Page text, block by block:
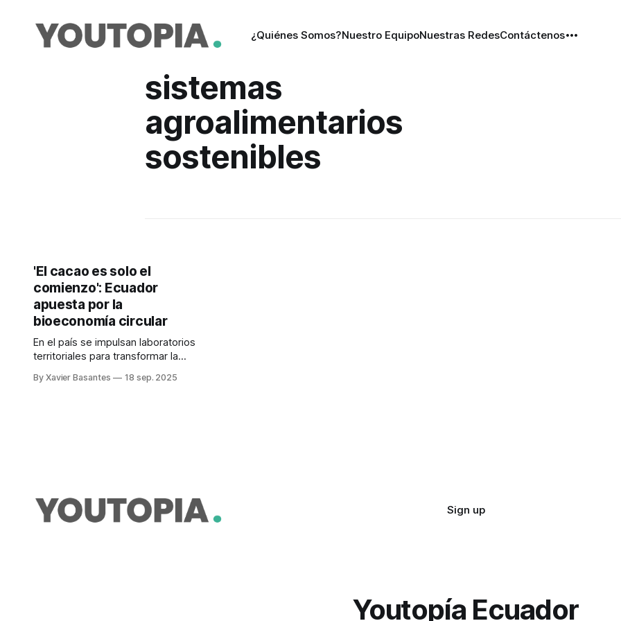
¿Quiénes Somos?Nuestro EquipoNuestras RedesContáctenos
sistemas
agroalimentarios
sostenibles
'El cacao es solo el
comienzo': Ecuador
apuesta por la
bioeconomía circular
En el país se impulsan laboratorios
territoriales para transformar la
Programas de la FAO lo explica.
By Xavier Basantes 18 sep. 2025
Sign up
Youtopía Ecuador